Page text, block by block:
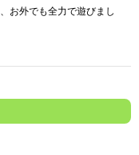
お外でも全力で遊びまし